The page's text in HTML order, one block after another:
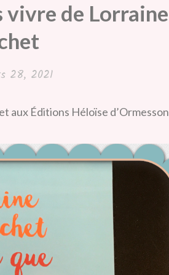
vivre de Lorraine
28, 2021
aux Éditions Héloïse d’Ormesson